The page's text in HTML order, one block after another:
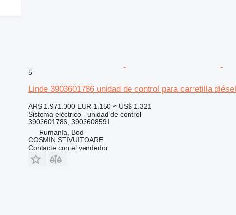
5
Linde 3903601786 unidad de control para carretilla diésel
ARS 1.971.000 EUR 1.150 ≈ US$ 1.321
Sistema eléctrico - unidad de control
3903601786, 3903608591
Rumanía, Bod
COSMIN STIVUITOARE
Contacte con el vendedor